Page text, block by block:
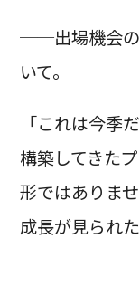
──出場機会の
いて。
「これは今季
構築してきた
形ではありま
成長が見られ